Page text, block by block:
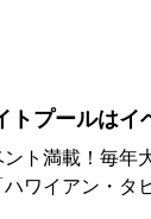
プールはイ
ト満載！毎年
ワイアン・タ